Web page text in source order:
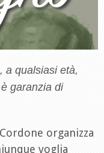
a qualsiasi età,
garanzia di
organizza
voglia